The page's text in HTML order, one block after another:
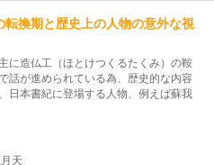
転換期と歴史上の人物の意外な視
に造仏工（ほとけつくるたくみ）の鞍
話が進められている為、歴史的な内容
日本書紀に登場する人物、例えば蘇我
天